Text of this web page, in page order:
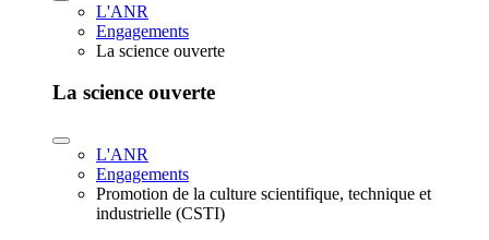
L'ANR
Engagements
La science ouverte
La science ouverte
L'ANR
Engagements
Promotion de la culture scientifique, technique et
industrielle (CSTI)